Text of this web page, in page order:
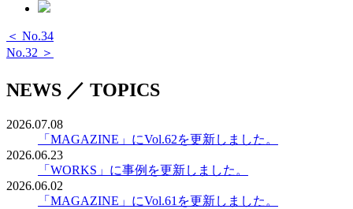
＜ No.34
No.32 ＞
NEWS ／ TOPICS
2026.07.08
「MAGAZINE」にVol.62を更新しました。
2026.06.23
「WORKS」に事例を更新しました。
2026.06.02
「MAGAZINE」にVol.61を更新しました。